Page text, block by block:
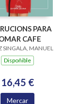
PARA
CAFE
SINGALA, MANUEL
Dispoñible
16,45 €
Mercar